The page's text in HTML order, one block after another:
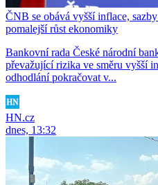
ČNB se obává vyšší inflace,
pomalejší růst ekonomiky
Bankovní rada České národní
převažující rizika ve směru vyšší
odhodlání pokračovat v...
HN.cz
dnes, 13:32